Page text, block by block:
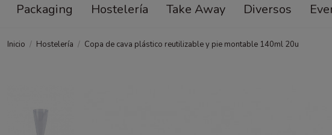
Packaging Hostelería Take Away Diversos
Inicio Hostelería Copa de cava plástico reutilizable y pie montable 140ml 20u